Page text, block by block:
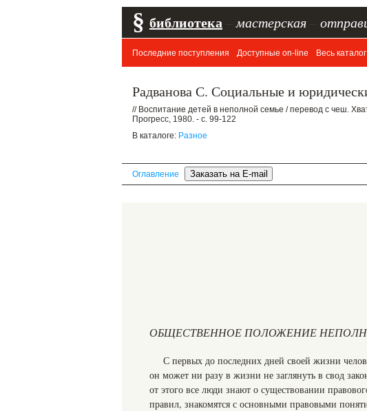
§ библиотека мастерская
Последние поступления Доступные on-line Весь каталог
Радванова С. Социальные и
// Воспитание детей в неполной семье / перевод с чеш.
Прогресс, 1980. - с. 99-122
В каталоге: Разное
Оглавление
ОБЩЕСТВЕННОЕ ПОЛОЖЕНИЕ
С первых до последних дней своей жизни
он может ни разу в жизни не заглянуть в свод
от этого все люди знают о существовании
правил, знакомятся с основными правовыми